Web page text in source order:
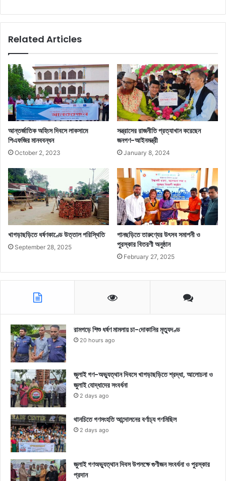
Related Articles
আন্তর্জাতিক অহিংস দিবসে লাকসামে
পিএফজির মানববন্ধন
October 2, 2023
সন্ত্রাসের রাজনীতি প্রত্যাখান করেছেন
জনগণ-আইনমন্ত্রী
January 8, 2024
খাগড়াছড়িতে ধর্ষণকাণ্ডে উত্তাল পরিস্থিতি
September 28, 2025
পানছড়িতে তারুণ্যের উৎসব সমাপনী ও
পুরস্কার বিতরণী অনুষ্ঠান
February 27, 2025
রামগড়ে শিশু ধর্ষণ মামলায় চা-দোকানির মৃত্যুদণ্ড
20 hours ago
জুলাই গণ-অভ্যুত্থান দিবসে খাগড়াছড়িতে শ্রদ্ধা, আলোচনা ও
জুলাই যোদ্ধাদের সংবর্ধনা
2 days ago
থানচিতে গণসংহতি আন্দোলনের বর্ণাঢ্য গণমিছিল
2 days ago
জুলাই গণঅভ্যুত্থান দিবস উপলক্ষে গুণীজন সংবর্ধনা ও পুরস্কার
প্রদান